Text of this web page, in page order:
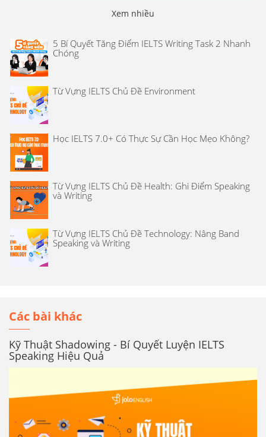
Xem nhiều
5 Bí Quyết Tăng Điểm IELTS Writing Task 2 Nhanh
Chóng
Từ Vựng IELTS Chủ Đề Environment
Học IELTS 7.0+ Có Thực Sự Cần Học Mẹo Không?
Từ Vựng IELTS Chủ Đề Health: Ghi Điểm Speaking
và Writing
Từ Vựng IELTS Chủ Đề Technology: Nâng Band
Speaking và Writing
Các bài khác
Kỹ Thuật Shadowing - Bí Quyết Luyện IELTS
Speaking Hiệu Quả